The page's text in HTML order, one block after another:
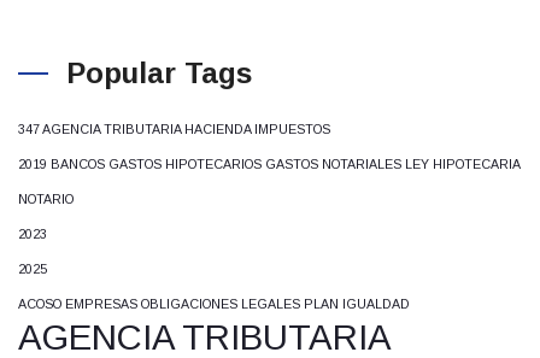
Popular Tags
347 AGENCIA TRIBUTARIA HACIENDA IMPUESTOS
2019 BANCOS GASTOS HIPOTECARIOS GASTOS NOTARIALES LEY HIPOTECARIA
NOTARIO
2023
2025
ACOSO EMPRESAS OBLIGACIONES LEGALES PLAN IGUALDAD
AGENCIA TRIBUTARIA